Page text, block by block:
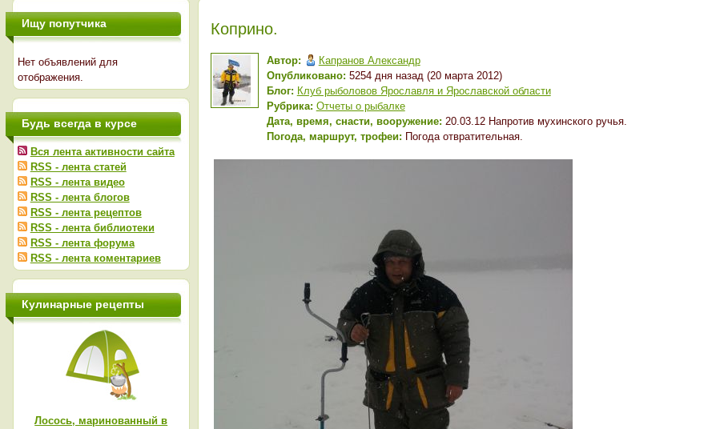
Коприно.
Автор:
Капранов Александр
Опубликовано: 5254 дня назад (20 марта 2012)
Блог: Клуб рыболовов Ярославля и Ярославской области
Рубрика: Отчеты о рыбалке
Дата, время, снасти, вооружение: 20.03.12 Напротив мухинского ручья.
Погода, маршрут, трофеи: Погода отвратительная.
Ищу попутчика
Нет объявлений для
отображения.
Будь всегда в курсе
Вся лента активности сайта
RSS - лента статей
RSS - лента видео
RSS - лента блогов
RSS - лента рецептов
RSS - лента библиотеки
RSS - лента форума
RSS - лента коментариев
Кулинарные рецепты
Лосось, маринованный в